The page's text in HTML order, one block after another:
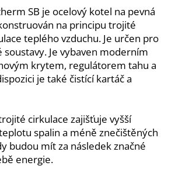
SB je ocelový kotel na pevná
na principu trojité
teplého vzduchu. Je určen pro
Je vybaven moderním
krytem, ​​regulátorem tahu a
je také čistící kartáč a
cirkulace zajišťuje vyšší
spalin a méně znečištěných
budou mít za následek značné
energie.